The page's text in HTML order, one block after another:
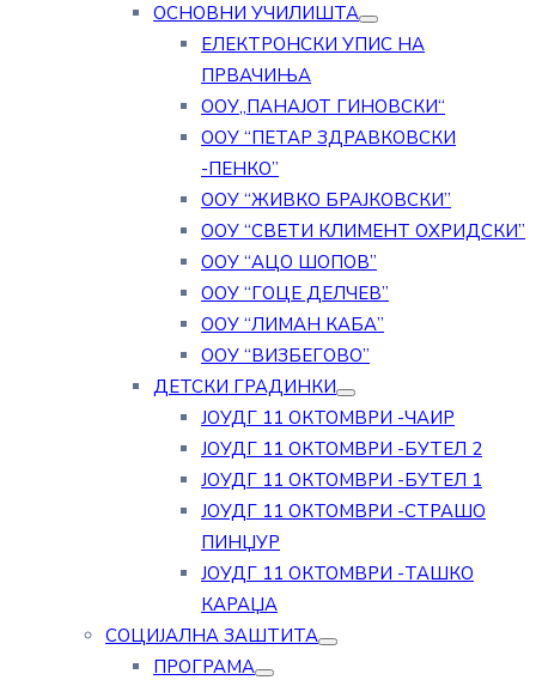
ОСНОВНИ УЧИЛИШТА
ЕЛЕКТРОНСКИ УПИС НА
ПРВАЧИЊА
ООУ„ПАНАЈОТ ГИНОВСКИ“
ООУ “ПЕТАР ЗДРАВКОВСКИ
-ПЕНКО”
ООУ “ЖИВКО БРАЈКОВСКИ”
ООУ “СВЕТИ КЛИМЕНТ ОХРИДСКИ”
ООУ “АЦО ШОПОВ”
ООУ “ГОЦЕ ДЕЛЧЕВ”
ООУ “ЛИМАН КАБА”
ООУ “ВИЗБЕГОВО”
ДЕТСКИ ГРАДИНКИ
ЈОУДГ 11 ОКТОМВРИ -ЧАИР
ЈОУДГ 11 ОКТОМВРИ -БУТЕЛ 2
ЈОУДГ 11 ОКТОМВРИ -БУТЕЛ 1
ЈОУДГ 11 ОКТОМВРИ -СТРАШО
ПИНЏУР
ЈОУДГ 11 ОКТОМВРИ -ТАШКО
КАРАЏА
СОЦИЈАЛНА ЗАШТИТА
ПРОГРАМА